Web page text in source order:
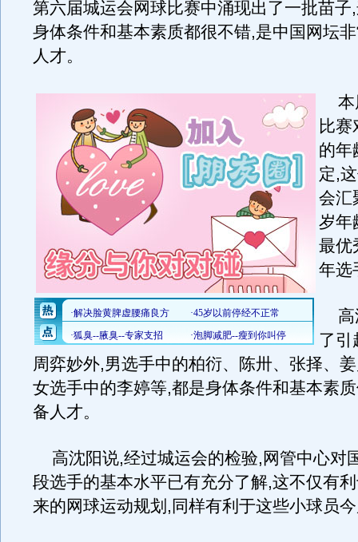
第六届城运会网球比赛中涌现出了一批苗子
身体条件和基本素质都很不错,是中国网坛
人才。
本
比
的年
定,
会汇
岁年
最优
年选
高
了引
周弈妙外,男选手中的柏衍、陈卅、张择、
女选手中的李婷等,都是身体条件和基本素
备人才。
高沈阳说,经过城运会的检验,网管中心对
段选手的基本水平已有充分了解,这不仅有
来的网球运动规划,同样有利于这些小球员